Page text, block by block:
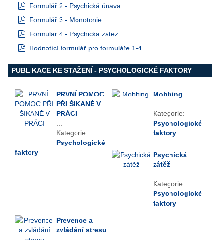
Formulář 2 - Psychická únava
Formulář 3 - Monotonie
Formulář 4 - Psychická zátěž
Hodnotící formulář pro formuláře 1-4
PUBLIKACE KE STAŽENÍ - PSYCHOLOGICKÉ FAKTORY
PRVNÍ POMOC
PŘI ŠIKANĚ V
PRÁCI
Kategorie:
Psychologické
faktory
Mobbing
Kategorie:
Psychologické
faktory
Psychická
zátěž
Kategorie:
Psychologické
faktory
Prevence a
zvládání stresu